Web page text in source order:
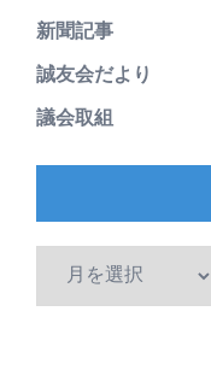
新聞記事
誠友会だより
議会取組